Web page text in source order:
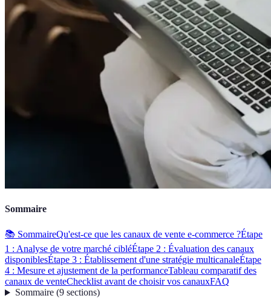
Sommaire
📚 SommaireQu'est-ce que les canaux de vente e-commerce ?Étape
1 : Analyse de votre marché cibléÉtape 2 : Évaluation des canaux
disponiblesÉtape 3 : Établissement d'une stratégie multicanaleÉtape
4 : Mesure et ajustement de la performanceTableau comparatif des
canaux de venteChecklist avant de choisir vos canauxFAQ
Sommaire(9 sections)